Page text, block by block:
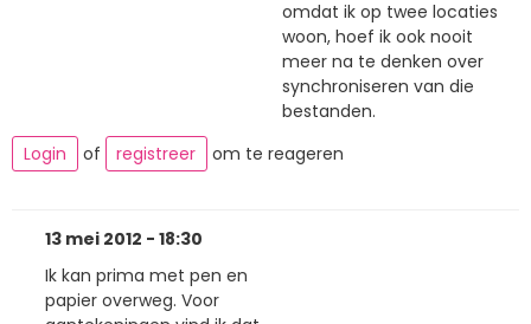
omdat ik op twee locaties
woon, hoef ik ook nooit
meer na te denken over
synchroniseren van die
bestanden.
Login
of registreer om te reageren
13 mei 2012 - 18:30
Ik kan prima met pen en
papier overweg. Voor